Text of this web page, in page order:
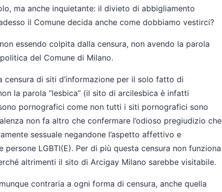
ma anche inquietante: il divieto di abbigliamento
il Comune decida anche come dobbiamo vestirci?
essendo colpita dalla censura, non avendo la parola
del Comune di Milano.
censura di siti d’informazione per il solo fatto di
la parola “lesbica” (il sito di arcilesbica è infatti
pornografici come non tutti i siti pornografici sono
non fa altro che confermare l’odioso pregiudizio che
sessuale negandone l’aspetto affettivo e
LGBTI(E). Per di più questa censura non funziona
altrimenti il sito di Arcigay Milano sarebbe visitabile.
contraria a ogni forma di censura, anche quella